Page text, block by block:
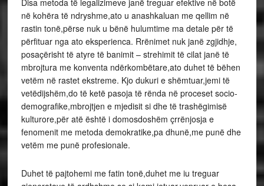
Disa metoda të legalizimeve janë treguar efektive në botë
në kohëra të ndryshme,ato u anashkaluan me qellim në
rastin tonë,përse nuk u bënë hulumtime ma detale për të
përfituar nga ato eksperienca. Rrënimet nuk janë zgjidhje,
posaçërisht të atyre të banimit – strehimit të cilat janë të
mbrojtura me konventa ndërkombëtare,ato duhet të bëhen
vetëm në rastet ekstreme. Kjo dukuri e shëmtuar,jemi të
vetëdijshëm,do të ketë pasoja të rënda në proceset socio-
demografike,mbrojtjen e mjedisit si dhe të trashëgimisë
kulturore,për atë është i domosdoshëm çrrënjosja e
fenomenit me metoda demokratike,pa dhunë,me punë dhe
vetëm me punë profesionale.
Duhet të pajtohemi me fatin tonë,duhet me iu treguar